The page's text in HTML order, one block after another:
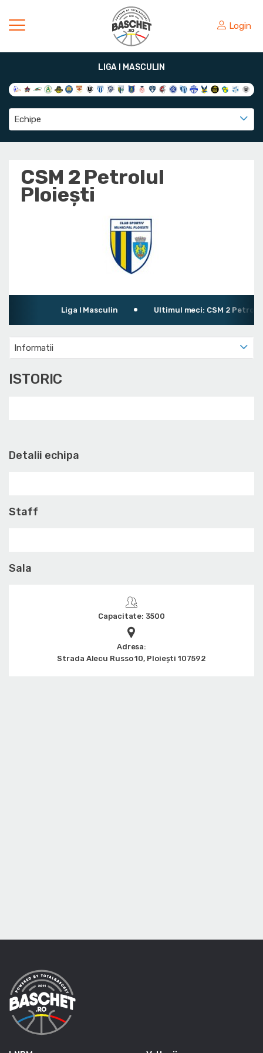
Login
LIGA I MASCULIN
Echipe
CSM 2 Petrolul
Ploiești
Liga I Masculin Ultimul meci: CSM 2 Petrolul
Informatii
ISTORIC
Detalii echipa
Staff
Sala
Capacitate: 3500
Adresa:
Strada Alecu Russo 10, Ploiești 107592